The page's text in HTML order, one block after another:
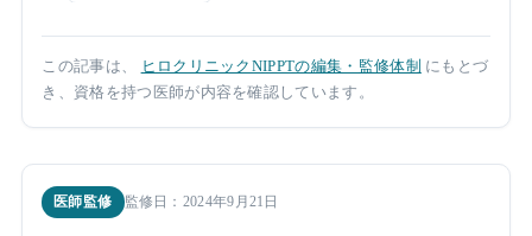
この記事は、 ヒロクリニックNIPPTの編集・監修体制 にもとづ
き、資格を持つ医師が内容を確認しています。
医師監修 監修日：2024年9月21日